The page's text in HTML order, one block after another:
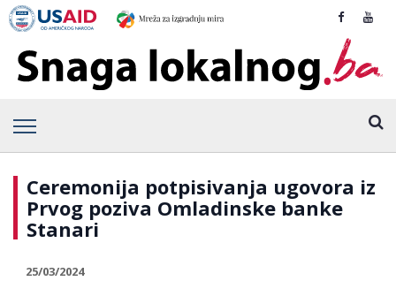
Ceremonija potpisivanja ugovora iz
Prvog poziva Omladinske banke
Stanari
25/03/2024